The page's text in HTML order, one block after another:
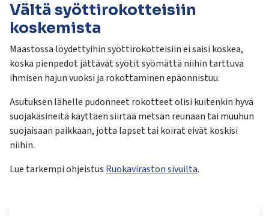
Vältä syöttirokotteisiin
koskemista
Maastossa löydettyihin syöttirokotteisiin ei saisi koskea,
koska pienpedot jättävät syötit syömättä niihin tarttuva
ihmisen hajun vuoksi ja rokottaminen epäonnistuu.
Asutuksen lähelle pudonneet rokotteet olisi kuitenkin hyvä
suojakäsineitä käyttäen siirtää metsän reunaan tai muuhun
suojaisaan paikkaan, jotta lapset tai koirat eivät koskisi
niihin.
Lue tarkempi ohjeistusRuokaviraston sivuilta.